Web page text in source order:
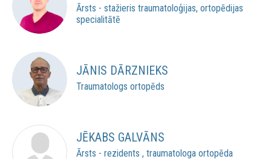
Ārsts - stažieris traumatoloģijas, ortopēdijas
specialitātē
JĀNIS DĀRZNIEKS
Traumatologs ortopēds
JĒKABS GALVĀNS
Ārsts - rezidents , traumatologa ortopēda